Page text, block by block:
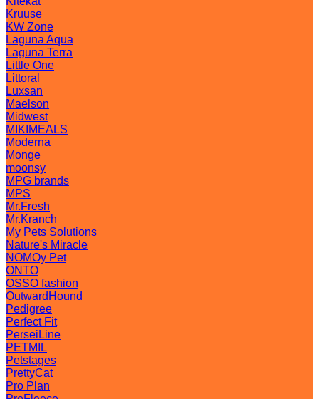
Kruuse
KW Zone
Laguna Aqua
Laguna Terra
Little One
Littoral
Luxsan
Maelson
Midwest
MIKIMEALS
Moderna
Monge
moonsy
MPG brands
MPS
Mr.Fresh
Mr.Kranch
My Pets Solutions
Nature's Miracle
NOMOy Pet
ONTO
OSSO fashion
OutwardHound
Pedigree
Perfect Fit
PerseiLine
PETMIL
Petstages
PrettyCat
Pro Plan